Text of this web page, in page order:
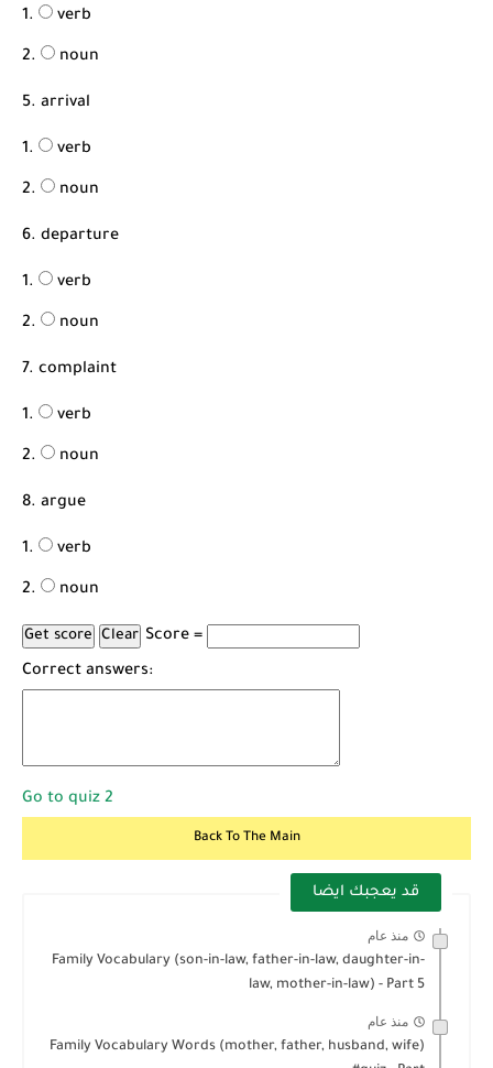
verb
noun
5. arrival
verb
noun
6. departure
verb
noun
7. complaint
verb
noun
8. argue
verb
noun
Score =
Correct answers:
Go to quiz 2
Back To The Main
قد يعجبك ايضا
منذ عام
Family Vocabulary (son-in-law, father-in-law, daughter-in-
law, mother-in-law) - Part 5
منذ عام
Family Vocabulary Words (mother, father, husband, wife)